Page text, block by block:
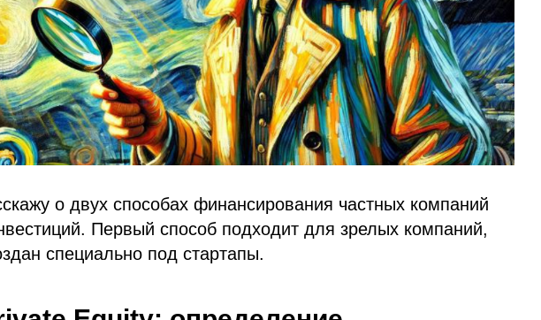
о двух способах финансирования частных компаний
Первый способ подходит для зрелых компаний,
специально под стартапы.